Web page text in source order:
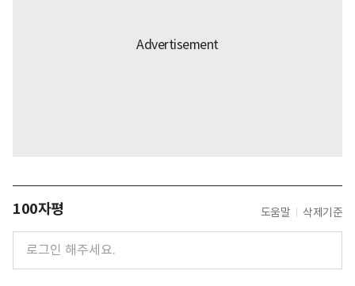
100자평 도움말 삭제기준